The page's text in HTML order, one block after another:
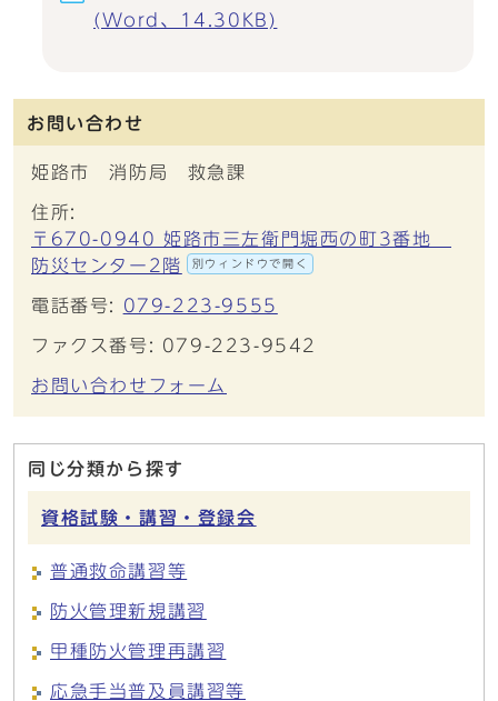
(Word、14.30KB)
お問い合わせ
姫路市 消防局 救急課
住所:
〒670-0940 姫路市三左衛門堀西の町3番地
防災センター2階
別ウィンドウで開く
電話番号: 079-223-9555
ファクス番号: 079-223-9542
お問い合わせフォーム
同じ分類から探す
資格試験・講習・登録会
普通救命講習等
防火管理新規講習
甲種防火管理再講習
応急手当普及員講習等